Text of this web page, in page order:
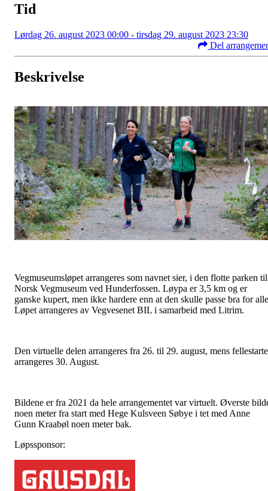
Tid
Lørdag 26. august 2023 00:00 - tirsdag 29. august 2023 23:30
Del
Beskrivelse
Vegmuseumsløpet arrangeres som navnet sier, i den flotte parken til
Norsk Vegmuseum ved Hunderfossen. Løypa er 3,5 km og er
ganske kupert, men ikke hardere enn at den skulle passe bra for
Løpet arrangeres av Vegvesenet BIL i samarbeid med Litrim.
Den virtuelle delen arrangeres fra 26. til 29. august, mens
arrangeres 30. August.
Bildene er fra 2021 da hele arrangementet var virtuelt. Øverste
noen meter fra start med Hege Kulsveen Søbye i tet med Anne
Gunn Kraabøl noen meter bak.
Løpssponsor: